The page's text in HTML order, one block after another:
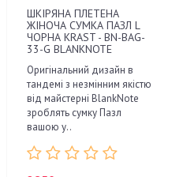
ШКІРЯНА ПЛЕТЕНА
ЖІНОЧА СУМКА ПАЗЛ L
ЧОРНА KRAST - BN-BAG-
33-G BLANKNOTE
Оригінальний дизайн в
тандемі з незмінним якістю
від майстерні BlankNote
зроблять сумку Пазл
вашою у..